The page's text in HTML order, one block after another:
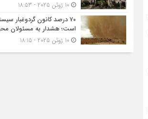
10 ژوئن 2025 - 18:53
۷۰ درصد کانون گردوغبار
است؛ هشدار به مسئولان
10 ژوئن 2025 - 18:15